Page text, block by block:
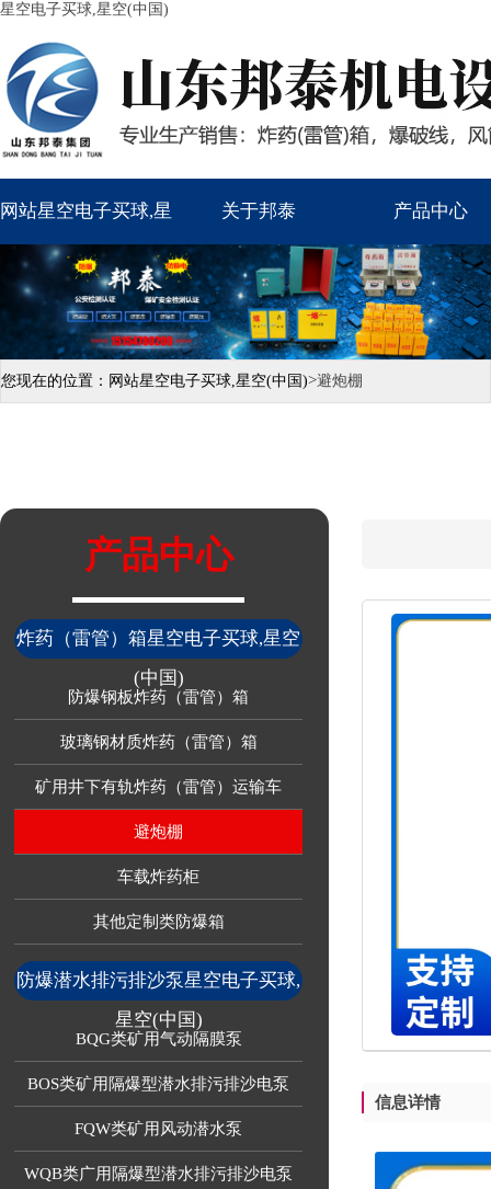
星空电子买球,星空(中国)
网站星空电子买球,星
空(中国)
关于邦泰 产品中心
您现在的位置： 网站星空电子买球,星空(中国)>避炮棚
产品中心
炸药（雷管）箱星空电子买球,星空
(中国)
防爆钢板炸药（雷管）箱
玻璃钢材质炸药（雷管）箱
矿用井下有轨炸药（雷管）运输车
避炮棚
车载炸药柜
其他定制类防爆箱
防爆潜水排污排沙泵星空电子买球,
星空(中国)
BQG类矿用气动隔膜泵
BOS类矿用隔爆型潜水排污排沙电泵
FQW类矿用风动潜水泵
WQB类广用隔爆型潜水排污排沙电泵
信息详情